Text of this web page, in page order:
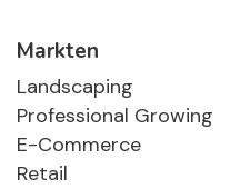
Markten
Landscaping
Professional Growing
E-Commerce
Retail